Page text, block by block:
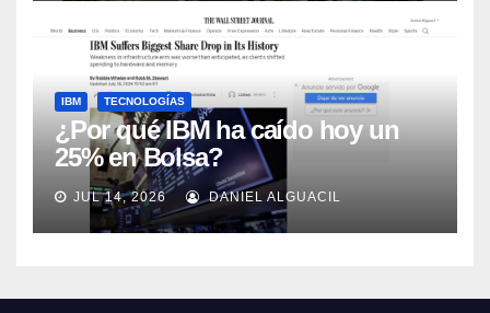
IBM TECNOLOGÍAS
¿Por qué IBM ha caído hoy un
25% en Bolsa?
JUL 14, 2026 DANIEL ALGUACIL